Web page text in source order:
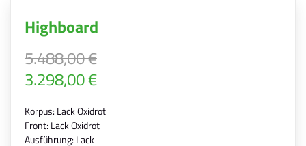
Highboard
5.488,00 €
3.298,00 €
Korpus: Lack Oxidrot
Front: Lack Oxidrot
Ausführung: Lack